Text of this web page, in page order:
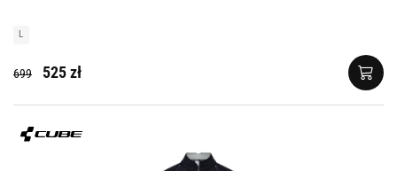
L
699 525 zł